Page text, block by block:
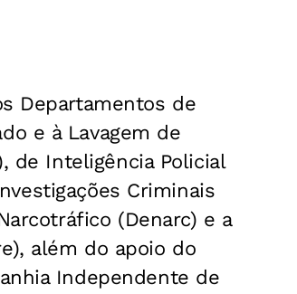
Departamentos de
e à Lavagem de
de Inteligência Policial
Criminais
(Denarc) e a
além do apoio do
Independente de